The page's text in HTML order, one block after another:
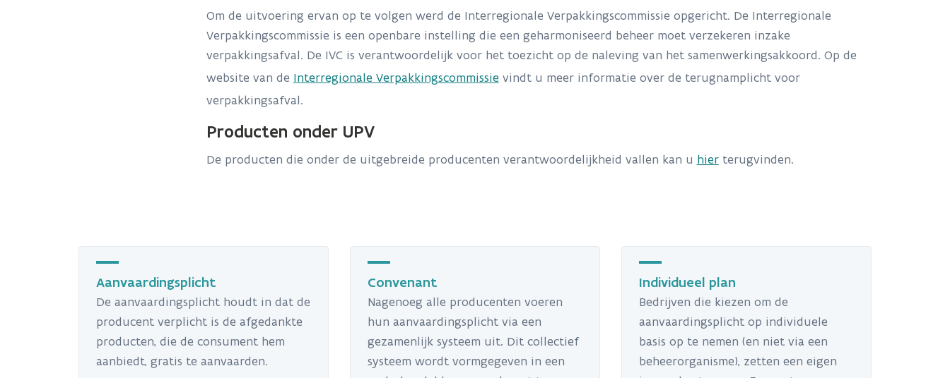
Om de uitvoering ervan op te volgen werd de Interregionale Verpakkingscommissie opgericht. De Interregionale
Verpakkingscommissie is een openbare instelling die een geharmoniseerd beheer moet verzekeren inzake
verpakkingsafval. De IVC is verantwoordelijk voor het toezicht op de naleving van het samenwerkingsakkoord. Op de
website van de Interregionale Verpakkingscommissie vindt u meer informatie over de terugnamplicht voor
verpakkingsafval.
Producten onder UPV
De producten die onder de uitgebreide producenten verantwoordelijkheid vallen kan u hierterugvinden.
Aanvaardingsplicht
De aanvaardingsplicht houdt in dat de
producent verplicht is de afgedankte
producten, die de consument hem
aanbiedt, gratis te aanvaarden.
Convenant
Nagenoeg alle producenten voeren
hun aanvaardingsplicht via een
gezamenlijk systeem uit. Dit collectief
systeem wordt vormgegeven in een
Individueel plan
Bedrijven die kiezen om de
aanvaardingsplicht op individuele
basis op te nemen (en niet via een
beheerorganisme), zetten een eigen